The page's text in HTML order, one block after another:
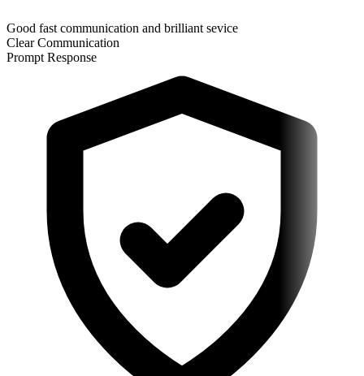
Good fast communication and brilliant sevice
Clear Communication
Prompt Response